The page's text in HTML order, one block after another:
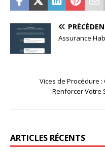
Assurance
Vices de Procédure
Renforcer Votre
ARTICLES RÉCENTS